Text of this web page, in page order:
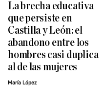
La brecha educativa
que persiste en
Castilla y León: el
abandono entre los
hombres casi duplica
al de las mujeres
María López